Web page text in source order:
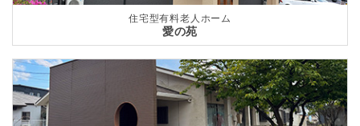
住宅型有料老人ホーム
愛の苑